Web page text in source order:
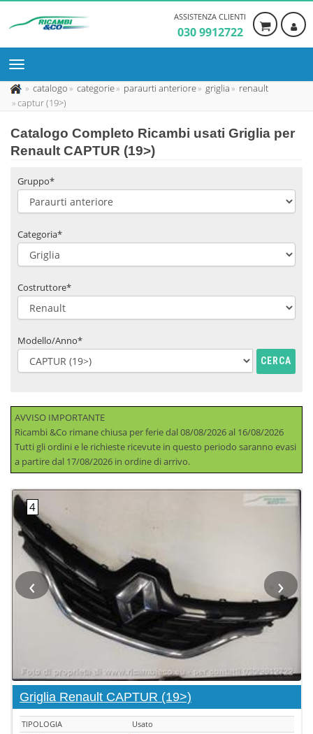
ASSISTENZA CLIENTI
030 9912722
catalogo categorie paraurti anteriore griglia
renault
captur (19>)
Catalogo Completo Ricambi usati Griglia per
Renault CAPTUR (19>)
Gruppo*
Categoria*
Costruttore*
Modello/Anno*
CERCA
AVVISO IMPORTANTE
Ricambi &Co rimane chiusa per ferie dal 08/08/2026 al 16/08/2026
Tutti gli ordini e le richieste ricevute in questo periodo saranno evasi
a partire dal 17/08/2026 in ordine di arrivo.
‹ ›
Griglia Renault CAPTUR (19>)
TIPOLOGIA
Usato